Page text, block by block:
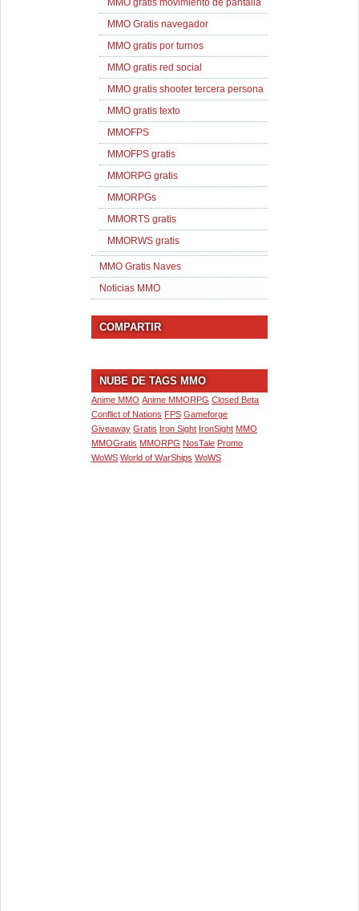
MMO gratis movimiento de pantalla
MMO Gratis navegador
MMO gratis por turnos
MMO gratis red social
MMO gratis shooter tercera persona
MMO gratis texto
MMOFPS
MMOFPS gratis
MMORPG gratis
MMORPGs
MMORTS gratis
MMORWS gratis
MMO Gratis Naves
Noticias MMO
COMPARTIR
NUBE DE TAGS MMO
Anime MMO Anime MMORPG Closed Beta
Conflict of Nations FPS Gameforge
Giveaway Gratis Iron Sight IronSight MMO
MMOGratis MMORPG NosTale Promo
WoWS World of WarShips WoWS